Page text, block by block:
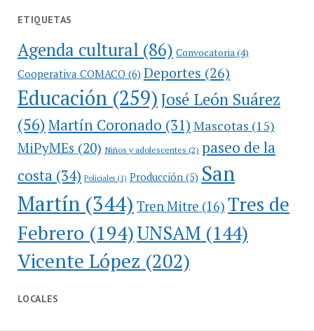
ETIQUETAS
Agenda cultural (86) Convocatoria (4)
Cooperativa COMACO(6) Deportes (26)
Educación(259)José León Suárez
(56)Martín Coronado (31) Mascotas (15)
MiPyMEs (20) Niños y adolescentes (2) paseo de la
costa(34) Policiales(1) Producción(5) San
Martín(344) Tren Mitre (16) Tres de
Febrero (194)UNSAM (144)
Vicente López (202)
LOCALES